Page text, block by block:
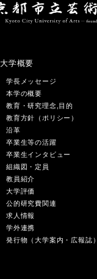
大学概要
学長メッセージ
本学の概要
教育・研究理念,目的
教育方針（ポリシー）
沿革
卒業生等の活躍
卒業生インタビュー
組織図・定員
教員紹介
大学評価
公的研究費関連
求人情報
学外連携
発行物（大学案内・広報誌）